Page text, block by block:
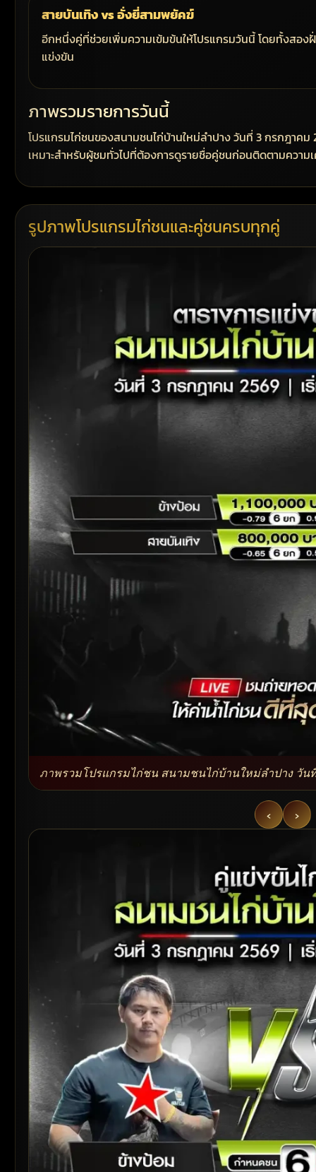
สายบันเทิง vs อั่งยี่สามพยัคฆ์
อีกหนึ่งคู่ที่ช่วยเพิ่มความเข้มข้นให้โปรแกรมวันนี้ โดยทั้งสอง
แข่งขัน
ภาพรวมรายการวันนี้
โปรแกรมไก่ชนของสนามชนไก่บ้านใหม่ลำปาง วันที่ 3 กรกฎาค
เหมาะสำหรับผู้ชมทั่วไปที่ต้องการดูรายชื่อคู่ชนก่อนติดตามความ
รูปภาพโปรแกรมไก่ชนและคู่ชนครบทุกคู่
ภาพรวมโปรแกรมไก่ชน สนามชนไก่บ้านใหม่ลำปาง วัน
‹ ›